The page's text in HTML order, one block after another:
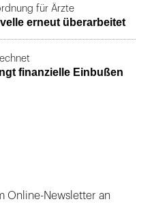
für Ärzte
erneut überarbeitet
finanzielle Einbußen
Online-Newsletter an